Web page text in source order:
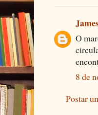
O
8 de
Postar